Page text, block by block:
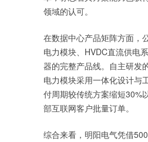
领域的认可。
在数据中心产品矩阵方面，
电力模块、HVDC直流供电
器的完整产品线。自主研发
电力模块采用一体化设计与
付周期较传统方案缩短30%
部互联网客户批量订单。
综合来看，明阳电气凭借